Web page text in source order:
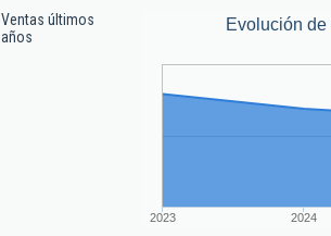
Ventas últimos
años
Evolución de
2023 2024